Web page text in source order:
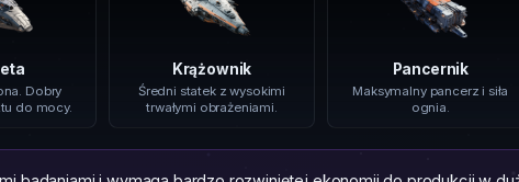
Dobry
do mocy.
Krążownik
Średni statek z wysokimi
trwałymi obrażeniami.
Pancernik
Maksymalny pancerz i siła
ognia.